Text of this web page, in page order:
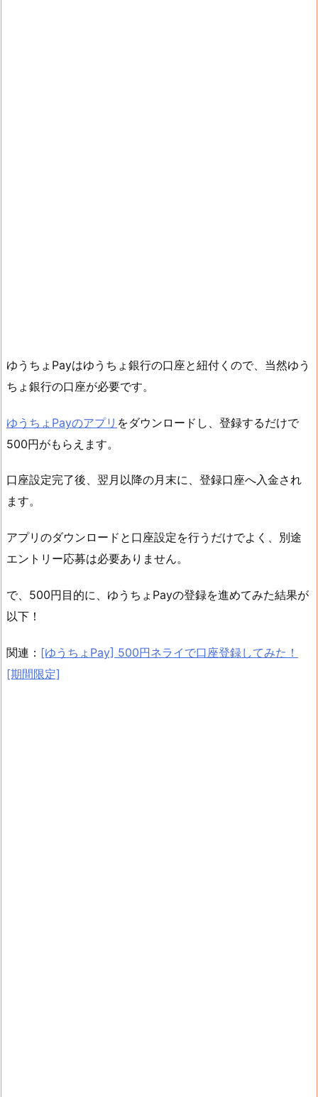
ゆうちょPayはゆうちょ銀行の口座と紐付くので、当然ゆう
ちょ銀行の口座が必要です。
ゆうちょPayのアプリ をダウンロードし、登録するだけで
500円がもらえます。
口座設定完了後、翌月以降の月末に、登録口座へ入金され
ます。
アプリのダウンロードと口座設定を行うだけでよく、別途
エントリー応募は必要ありません。
で、500円目的に、ゆうちょPayの登録を進めてみた結果が
以下！
関連： [ゆうちょPay] 500円ネライで口座登録してみた！
[期間限定]